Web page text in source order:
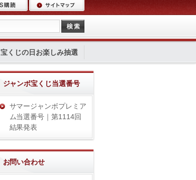
宝くじの日お楽しみ抽選
ジャンボ宝くじ当選番号
サマージャンボプレミア
ム当選番号｜第1114回
結果発表
お問い合わせ